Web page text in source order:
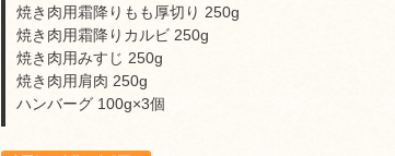
焼き肉用霜降りもも厚切り 250g
焼き肉用霜降りカルビ 250g
焼き肉用みすじ 250g
焼き肉用肩肉 250g
ハンバーグ 100g×3個